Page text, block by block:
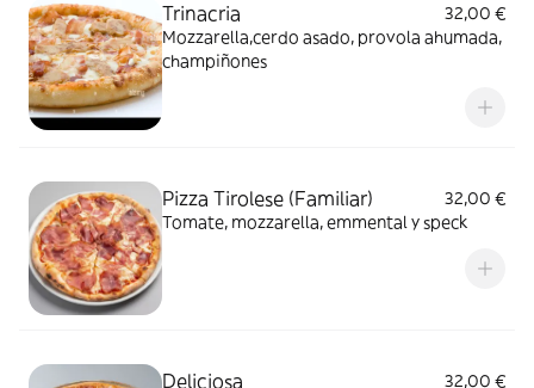
Trinacria
32,00 €
Mozzarella,cerdo asado, provola ahumada,
champiñones
Pizza Tirolese (Familiar)
32,00 €
Tomate, mozzarella, emmental y speck
Deliciosa
32,00 €